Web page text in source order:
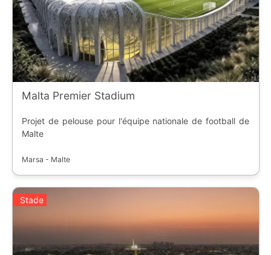
Malta Premier Stadium
Projet de pelouse pour l'équipe nationale de football de
Malte
Marsa - Malte
Stade